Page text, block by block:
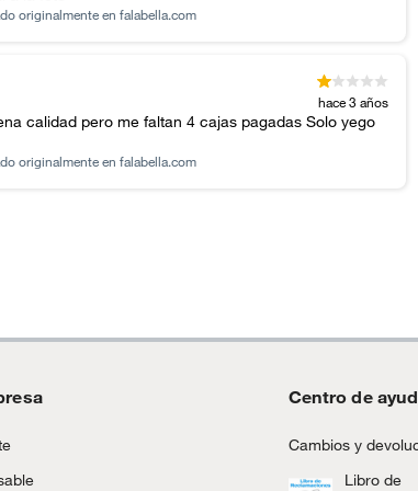
originalmente en falabella.com
hace 3 años
calidad pero me faltan 4 cajas pagadas Solo yego
originalmente en falabella.com
Centro de
Cambios y
Libro de